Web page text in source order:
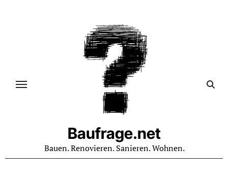
Baufrage.net
Bauen. Renovieren. Sanieren. Wohnen.